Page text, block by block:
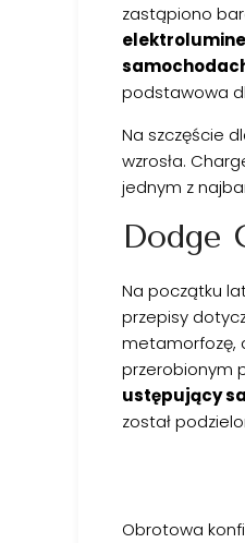
zastąpiono
podstawowa
Na szczęście
wzrosła.
jednym z
Dodge
Na początku
przepisy
metamorfozę,
przerobionym
ustępujący
został
Obrotowa